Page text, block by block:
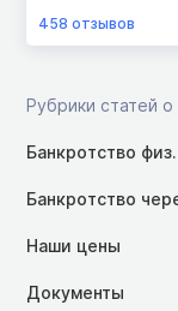
458 отзывов
Рубрики статей
Банкротство
Банкротство
Наши цены
Документы